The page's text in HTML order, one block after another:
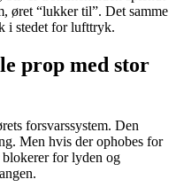
øret “lukker til”. Det samme
i stedet for lufttryk.
prop med stor
forsvarssystem. Den
Men hvis der ophobes for
blokerer for lyden og